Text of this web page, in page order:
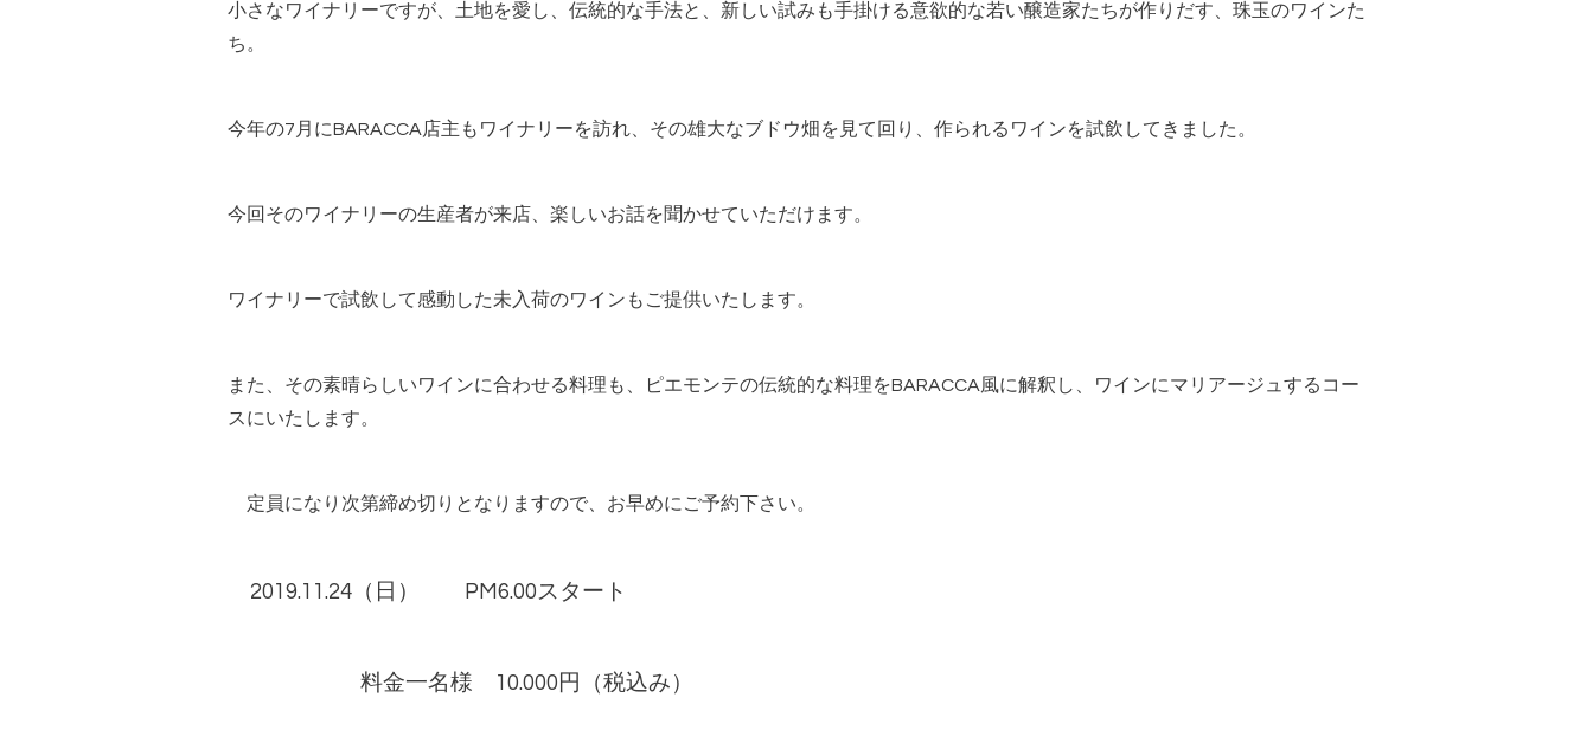
小さなワイナリーですが、土地を愛し、伝統的な手法と、新しい試みも手掛ける意欲的な若い醸造家たちが作りだす、珠玉のワインた
ち。
今年の7 月にBARACCA店主もワイナリーを訪れ、その雄大なブドウ畑を見て回り、作られるワインを試飲してきました。
今回そのワイナリーの生産者が来店、楽しいお話を聞かせていただけます。
ワイナリーで試飲して感動した未入荷のワインもご提供いたします。
また、その素晴らしいワインに合わせる料理も、ピエモンテの伝統的な料理をBARACCA風に解釈し、ワインにマリアージュするコー
スにいたします。
定員になり次第締め切りとなりますので、お早めにご予約下さい。
2019.11.24（日） PM6.00スタート
料金一名様 10.000 円（税込み）